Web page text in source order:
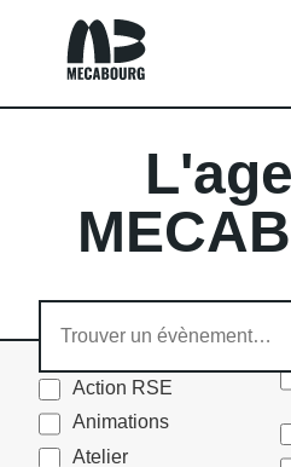
Action RSE
Animations
Atelier